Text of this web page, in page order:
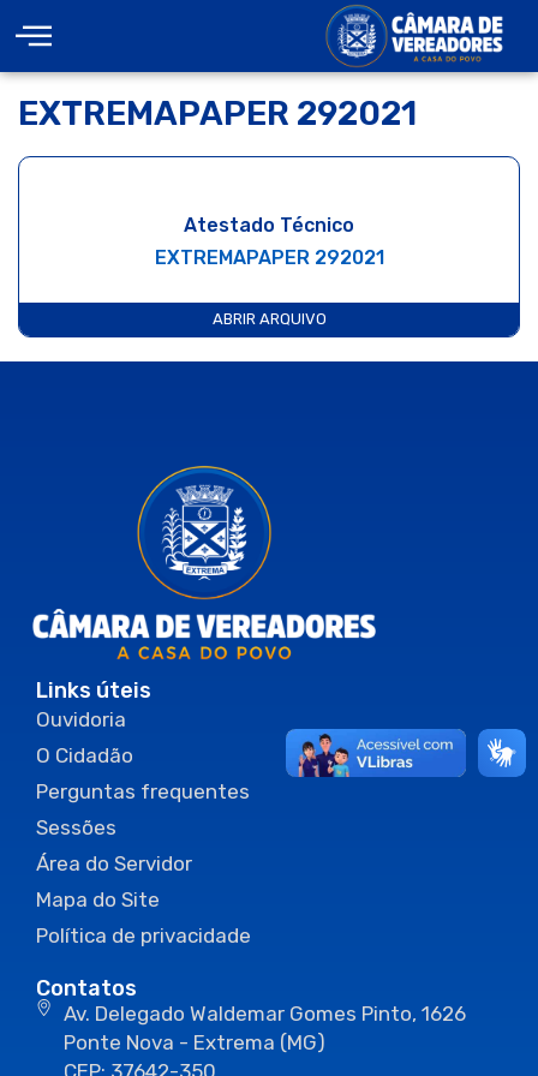
EXTREMAPAPER 292021
Atestado Técnico
EXTREMAPAPER 292021
ABRIR ARQUIVO
Links úteis
Ouvidoria
O Cidadão
Perguntas frequentes
Sessões
Área do Servidor
Mapa do Site
Política de privacidade
Contatos
Av. Delegado Waldemar Gomes Pinto, 1626
Ponte Nova - Extrema (MG)